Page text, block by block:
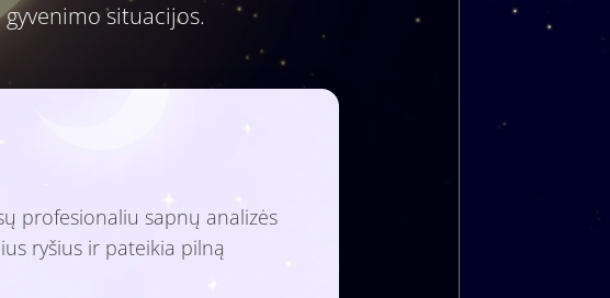
situacijos.
profesionaliu sapnų analizės
ryšius ir pateikia pilną